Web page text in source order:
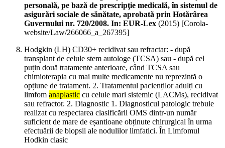
personală, pe bază de prescripţie medicală, în sistemul de
asigurări sociale de sănătate, aprobată prin Hotărârea
Guvernului nr. 720/2008. In: EUR-Lex (2015) [Corola-
website/Law/266066_a_267395]
Hodgkin (LH) CD30+ recidivat sau refractar: - după
transplant de celule stem autologe (TCSA) sau - după cel
puțin două tratamente anterioare, când TCSA sau
chimioterapia cu mai multe medicamente nu reprezintă o
opțiune de tratament. 2. Tratamentul pacienților adulți cu
limfom anaplastic cu celule mari sistemic (LACMs), recidivat
sau refractor. 2. Diagnostic 1. Diagnosticul patologic trebuie
realizat cu respectarea clasificării OMS dintr-un număr
suficient de mare de eșantioane obținute chirurgical în urma
efectuării de biopsii ale nodulilor limfatici. În Limfomul
Hodkin clasic